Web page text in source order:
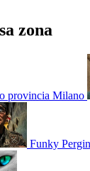
zona
provincia Milano
Funky